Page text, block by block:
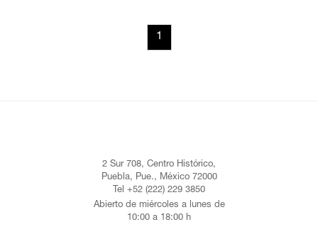
1
2 Sur 708, Centro Histórico,
Puebla, Pue., México 72000
Tel +52 (222) 229 3850
Abierto de miércoles a lunes de
10:00 a 18:00 h